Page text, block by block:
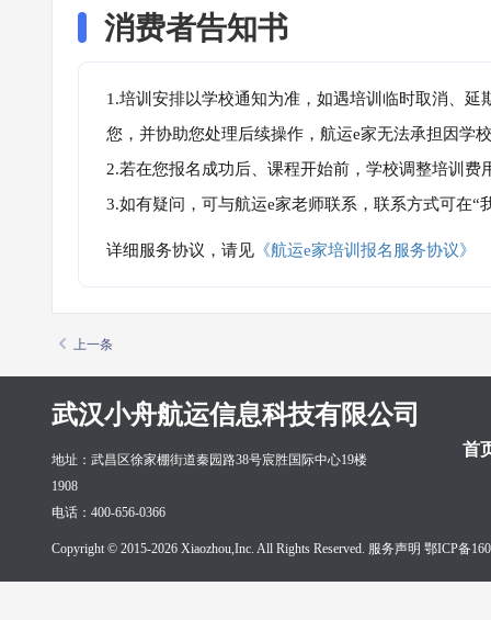
消费者告知书
1.培训安排以学校通知为准，如遇培训临时取消、
您，并协助您处理后续操作，航运e家无法承担因学
2.若在您报名成功后、课程开始前，学校调整培训
3.如有疑问，可与航运e家老师联系，联系方式可在
详细服务协议，请见 《航运e家培训报名服务协议》
上一条
武汉小舟航运信息科技有限公司
首
地址：武昌区徐家棚街道秦园路38号宸胜国际中心19楼
1908
电话：400-656-0366
Copyright © 2015-2026 Xiaozhou,Inc. All Rights Reserved. 服务声明 鄂ICP备